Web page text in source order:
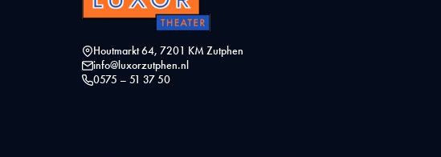
Houtmarkt 64, 7201 KM Zutphen
info@luxorzutphen.nl
0575 – 51 37 50